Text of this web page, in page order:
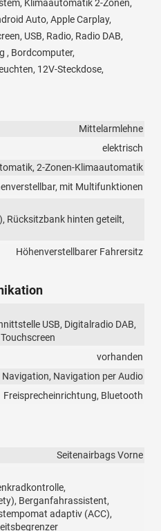
Klimaautomatik 2-Zonen,
Auto, Apple Carplay,
USB, Radio, Radio DAB,
, Bordcomputer,
12V-Steckdose,
Mittelarmlehne
elektrisch
2-Zonen-Klimaautomatik
mit Multifunktionen
Rücksitzbank hinten geteilt,
Höhenverstellbarer Fahrersitz
USB, Digitalradio DAB,
vorhanden
Navigation, Navigation per Audio
Freisprecheinrichtung, Bluetooth
Seitenairbags Vorne
Berganfahrassistent,
adaptiv (ACC),